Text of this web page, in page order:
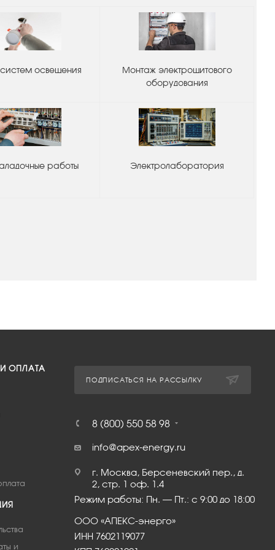
освещения
Монтаж электрощитового
оборудования
работы Электролаборатория
ОПЛАТА
и
ПОДПИСАТЬСЯ НА РАССЫЛКУ
8 (800) 550 58 98
info@apex-energy.ru
г. Москва, Берсеневский пер., д.
2, стр. 1 оф. 1.4
Режим работы: Пн. – Пт.: с 9:00 до 18:00
ООО «АПЕКС-энерго»
ИНН 7602119077